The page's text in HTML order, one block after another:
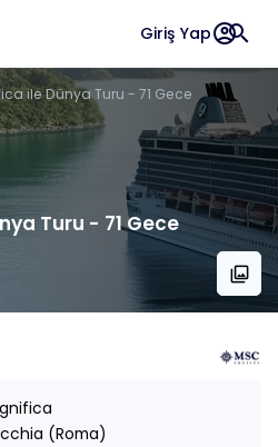
Giriş Yapaccount_circlesearch
ile Dünya Turu - 71 Gece
Turu - 71 Gece
collections
(Roma)